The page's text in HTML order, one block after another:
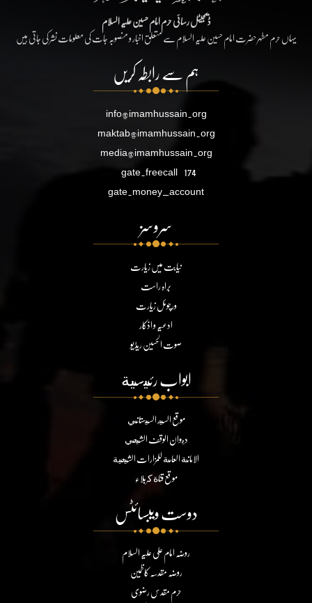
ڈیجیٹل رسائی حرم امام حسین علیہ السلام
یہاں حرم مطہر حضرت امام حسین علیہ السلام سے متعلق اخبار و منصوبہ جات کی معلومات نشر کی جاتی ہیں
ہم سے رابطہ کریں
info@imamhussain.org
maktab@imamhussain.org
media@imamhussain.org
gate.freecall 174
gate.money_account
سروسز
نیابت میں زیارت
براہ راست
ورچوئل زیارت
ادعیہ و اذکار
صوت الحسین ریڈیو
ابواب رئيسية
موقع السيد السيستاني
ديوان الوقف الشيعي
الامانة العامة للمزارات الشيعية
موقع قناة كربلاء
دوست ویبسائٹس
روضہ امام علی علیہ السلام
روضہ مقدسہ کاظمین
حرم مقدس رضوی